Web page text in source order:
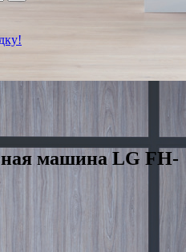
машина LG FH-